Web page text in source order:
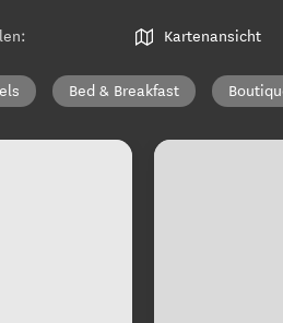
: Kartenansicht
Bed & Breakfast